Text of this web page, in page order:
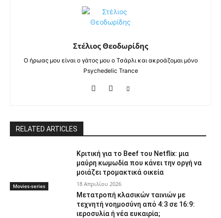
Στέλιος Θεοδωρίδης
Ο ήρωας μου είναι ο γάτος μου ο Τσάρλι και ακροάζομαι μόνο
Psychedelic Trance
RELATED ARTICLES
Movies-series
Κριτική για το Beef του Netflix: μια
μαύρη κωμωδία που κάνει την οργή να
μοιάζει τρομακτικά οικεία
18 Απριλίου 2026
Μετατροπή κλασικών ταινιών με
τεχνητή νοημοσύνη από 4:3 σε 16:9:
ιεροσυλία ή νέα ευκαιρία;